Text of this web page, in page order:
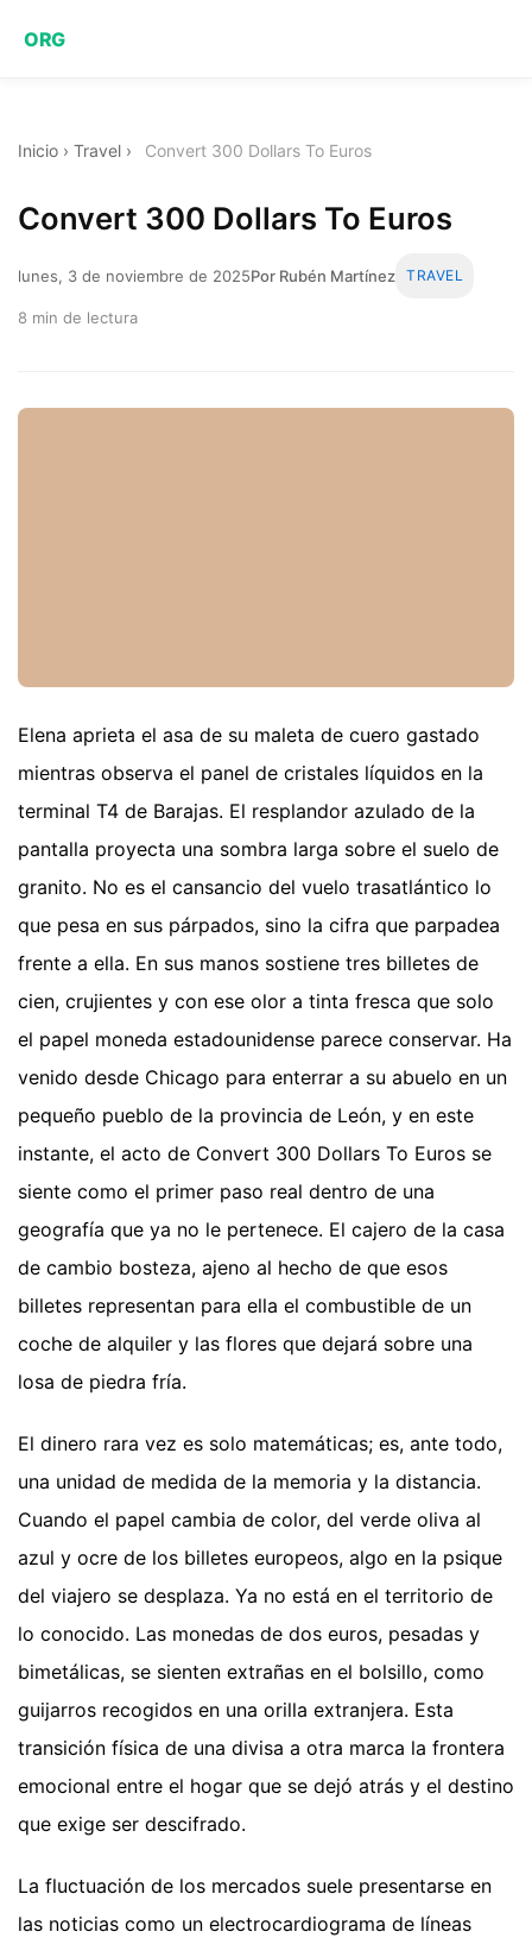
ORG
Inicio › Travel › Convert 300 Dollars To Euros
Convert 300 Dollars To Euros
lunes, 3 de noviembre de 2025Por Rubén Martínez TRAVEL
8 min de lectura
Elena aprieta el asa de su maleta de cuero gastado
mientras observa el panel de cristales líquidos en la
terminal T4 de Barajas. El resplandor azulado de la
pantalla proyecta una sombra larga sobre el suelo de
granito. No es el cansancio del vuelo trasatlántico lo
que pesa en sus párpados, sino la cifra que parpadea
frente a ella. En sus manos sostiene tres billetes de
cien, crujientes y con ese olor a tinta fresca que solo
el papel moneda estadounidense parece conservar. Ha
venido desde Chicago para enterrar a su abuelo en un
pequeño pueblo de la provincia de León, y en este
instante, el acto de Convert 300 Dollars To Euros se
siente como el primer paso real dentro de una
geografía que ya no le pertenece. El cajero de la casa
de cambio bosteza, ajeno al hecho de que esos
billetes representan para ella el combustible de un
coche de alquiler y las flores que dejará sobre una
losa de piedra fría.
El dinero rara vez es solo matemáticas; es, ante todo,
una unidad de medida de la memoria y la distancia.
Cuando el papel cambia de color, del verde oliva al
azul y ocre de los billetes europeos, algo en la psique
del viajero se desplaza. Ya no está en el territorio de
lo conocido. Las monedas de dos euros, pesadas y
bimetálicas, se sienten extrañas en el bolsillo, como
guijarros recogidos en una orilla extranjera. Esta
transición física de una divisa a otra marca la frontera
emocional entre el hogar que se dejó atrás y el destino
que exige ser descifrado.
La fluctuación de los mercados suele presentarse en
las noticias como un electrocardiograma de líneas